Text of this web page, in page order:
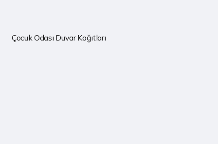
Çocuk Odası Duvar Kağıtları